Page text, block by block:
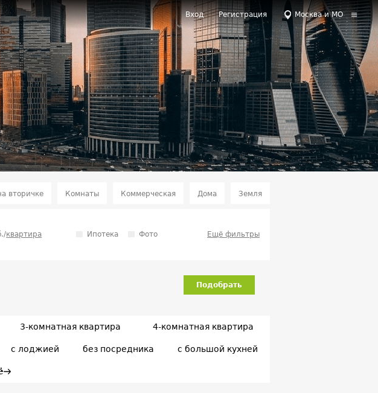
Вход Регистрация Москва и МО
вторичке Комнаты Коммерческая Дома Земля
квартира Ипотека Фото Ещё фильтры
Подобрать
3-комнатная квартира 4-комнатная квартира
с лоджией без посредника с большой кухней